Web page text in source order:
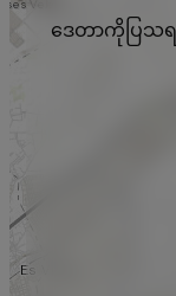
ဒေတာကိုပြသရ